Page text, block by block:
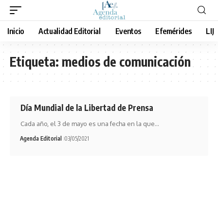
Inicio Actualidad Editorial Eventos Efemérides LIJ
Etiqueta:medios de comunicación
Día Mundial de la Libertad de Prensa
Cada año, el 3 de mayo es una fecha en la que…
Agenda Editorial 03/05/2021